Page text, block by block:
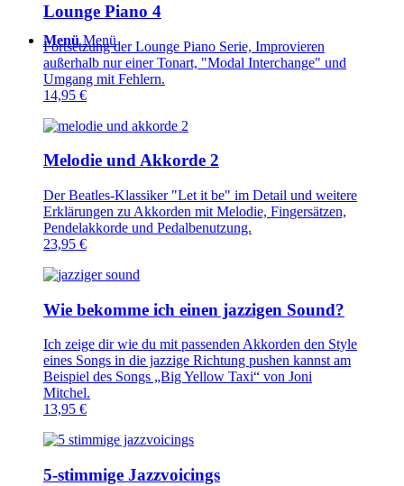
Menü Menü
Lounge Piano 4
Fortsetzung der Lounge Piano Serie, Improvieren
außerhalb nur einer Tonart, "Modal Interchange" und
Umgang mit Fehlern.
14,95 €
Melodie und Akkorde 2
Der Beatles-Klassiker "Let it be" im Detail und weitere
Erklärungen zu Akkorden mit Melodie, Fingersätzen,
Pendelakkorde und Pedalbenutzung.
23,95 €
Wie bekomme ich einen jazzigen Sound?
Ich zeige dir wie du mit passenden Akkorden den Style
eines Songs in die jazzige Richtung pushen kannst am
Beispiel des Songs „Big Yellow Taxi“ von Joni
Mitchel.
13,95 €
5-stimmige Jazzvoicings